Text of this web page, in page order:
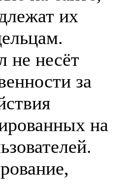
их
не несёт
за
на